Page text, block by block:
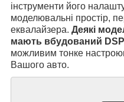
інструменти його
моделювальні простір,
еквалайзера. Деякі
мають вбудований
можливим тонке
Вашого авто.